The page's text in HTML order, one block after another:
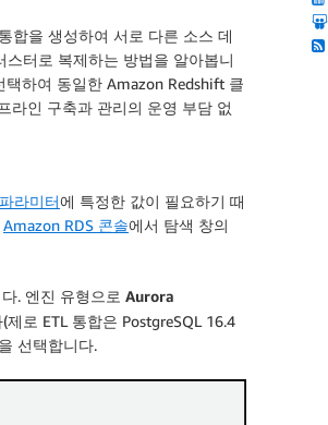
합을 생성하여 서로 다른 소스 데
터로 복제하는 방법을 알아봅니
하여 동일한 Amazon Redshift 클
라인 구축과 관리의 운영 부담 없
라미터에 특정한 값이 필요하기 때
Amazon RDS 콘솔에서 탐색 창의
. 엔진 유형 으로 Aurora
제로 ETL 통합은 PostgreSQL 16.4
을 선택합니다.